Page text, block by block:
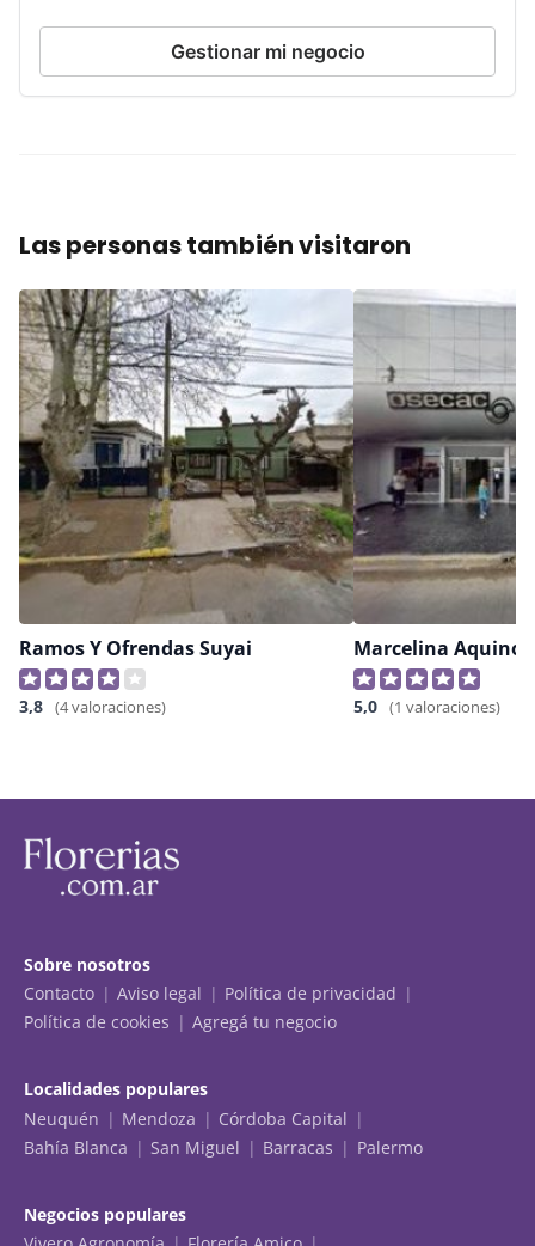
Gestionar mi negocio
Las personas también visitaron
Ramos Y Ofrendas Suyai
3,8 (4 valoraciones)
Marcelina Aquino
5,0 (1 valoraciones)
Sobre nosotros
Contacto
Aviso legal
Política de privacidad
Política de cookies
Agregá tu negocio
Localidades populares
Neuquén
Mendoza
Córdoba Capital
Bahía Blanca
San Miguel Barracas Palermo
Negocios populares